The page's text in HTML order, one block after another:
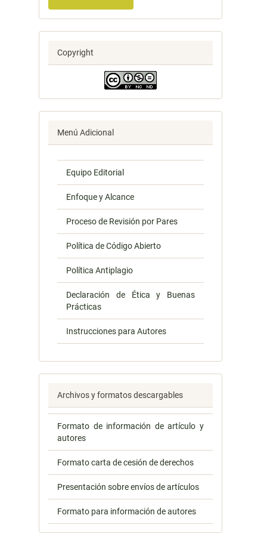
Copyright
Menú Adicional
Equipo Editorial
Enfoque y Alcance
Proceso de Revisión por Pares
Política de Código Abierto
Política Antiplagio
Declaración de Ética y Buenas
Prácticas
Instrucciones para Autores
Archivos y formatos descargables
Formato de información de artículo y
autores
Formato carta de cesión de derechos
Presentación sobre envíos de artículos
Formato para información de autores